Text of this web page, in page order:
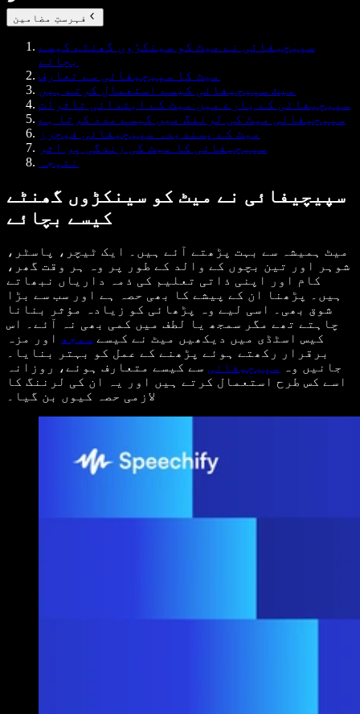
فہرستِ مضامین
سپیچیفائی نے میٹ کو سینکڑوں گھنٹے کیسے
بچائے
میٹ کا سپیچیفائی سے تعارف
میٹ سپیچیفائی کیسے استعمال کرتے ہیں
سپیچیفائی کے بارے میں میٹ کے ابتدائی تاثرات
سپیچیفائی میٹ کی لرننگ میں کیسے مدد کرتا ہے
میٹ کے پسندیدہ سپیچیفائی فیچرز
سپیچیفائی کا میٹ کی زندگی پر اثر
نتیجہ
سپیچیفائی نے میٹ کو سینکڑوں گھنٹے
کیسے بچائے
میٹ ہمیشہ سے بہت پڑھتے آئے ہیں۔ ایک ٹیچر، پاسٹر،
شوہر اور تین بچوں کے والد کے طور پر وہ ہر وقت گھر،
کام اور اپنی ذاتی تعلیم کی ذمہ داریاں نبھاتے
ہیں۔ پڑھنا ان کے پیشے کا بھی حصہ ہے اور سب سے بڑا
شوق بھی۔ اسی لیے وہ پڑھائی کو زیادہ مؤثر بنانا
چاہتے تھے مگر سمجھ یا لطف میں کمی بھی نہ آئے۔ اس
کیس اسٹڈی میں دیکھیں میٹ نے کیسے سمجھ اور مزہ
برقرار رکھتے ہوئے پڑھنے کے عمل کو بہتر بنایا۔
جانیں وہ سپیچیفائی سے کیسے متعارف ہوئے، روزانہ
اسے کس طرح استعمال کرتے ہیں اور یہ ان کی لرننگ کا
لازمی حصہ کیوں بن گیا۔